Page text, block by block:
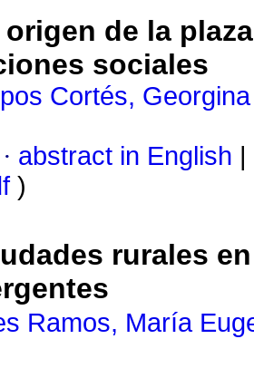
origen de la
sociales
Cortés,
· abstract in English
)
rurales
Ramos, María